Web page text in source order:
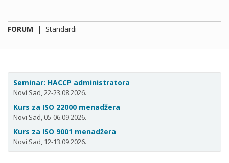
FORUM | Standardi
Seminar: HACCP administratora
Novi Sad, 22-23.08.2026.
Kurs za ISO 22000 menadžera
Novi Sad, 05-06.09.2026.
Kurs za ISO 9001 menadžera
Novi Sad, 12-13.09.2026.